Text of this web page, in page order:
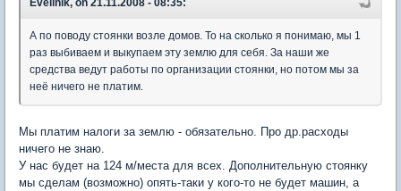
А по поводу стоянки возле домов. То на сколько я понимаю, мы 1
раз выбиваем и выкупаем эту землю для себя. За наши же
средства ведут работы по организации стоянки, но потом мы за
неё ничего не платим.
Мы платим налоги за землю - обязательно. Про др.расходы
ничего не знаю.
У нас будет на 124 м/места для всех. Дополнительную стоянку
мы сделам (возможно) опять-таки у кого-то не будет машин, а